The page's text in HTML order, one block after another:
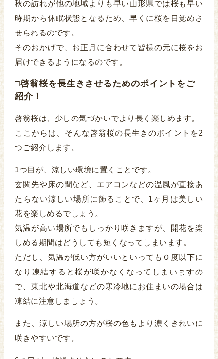
秋の訪れが他の地域よりも早い山形県では桜も早い
時期から休眠状態となるため、早くに桜を目覚めさ
せられるのです。
そのおかげで、お正月に合わせて皆様の元に桜をお
届けできるようになるのです。
□啓翁桜を長生きさせるためのポイントをご
紹介！
啓翁桜は、少しの気づかいでより長く楽しめます。
ここからは、そんな啓翁桜の長生きのポイントを2
つご紹介します。
1つ目が、涼しい環境に置くことです。
玄関先や床の間など、エアコンなどの温風が直接あ
たらない涼しい場所に飾ることで、1ヶ月は美しい
花を楽しめるでしょう。
気温が高い場所でもしっかり咲きますが、開花を楽
しめる期間はどうしても短くなってしまいます。
ただし、気温が低い方がいいといっても０度以下に
なり凍結すると桜が咲かなくなってしまいますの
で、東北や北海道などの寒冷地にお住まいの場合は
凍結に注意しましょう。
また、涼しい場所の方が桜の色もより濃くきれいに
咲きやすいです。